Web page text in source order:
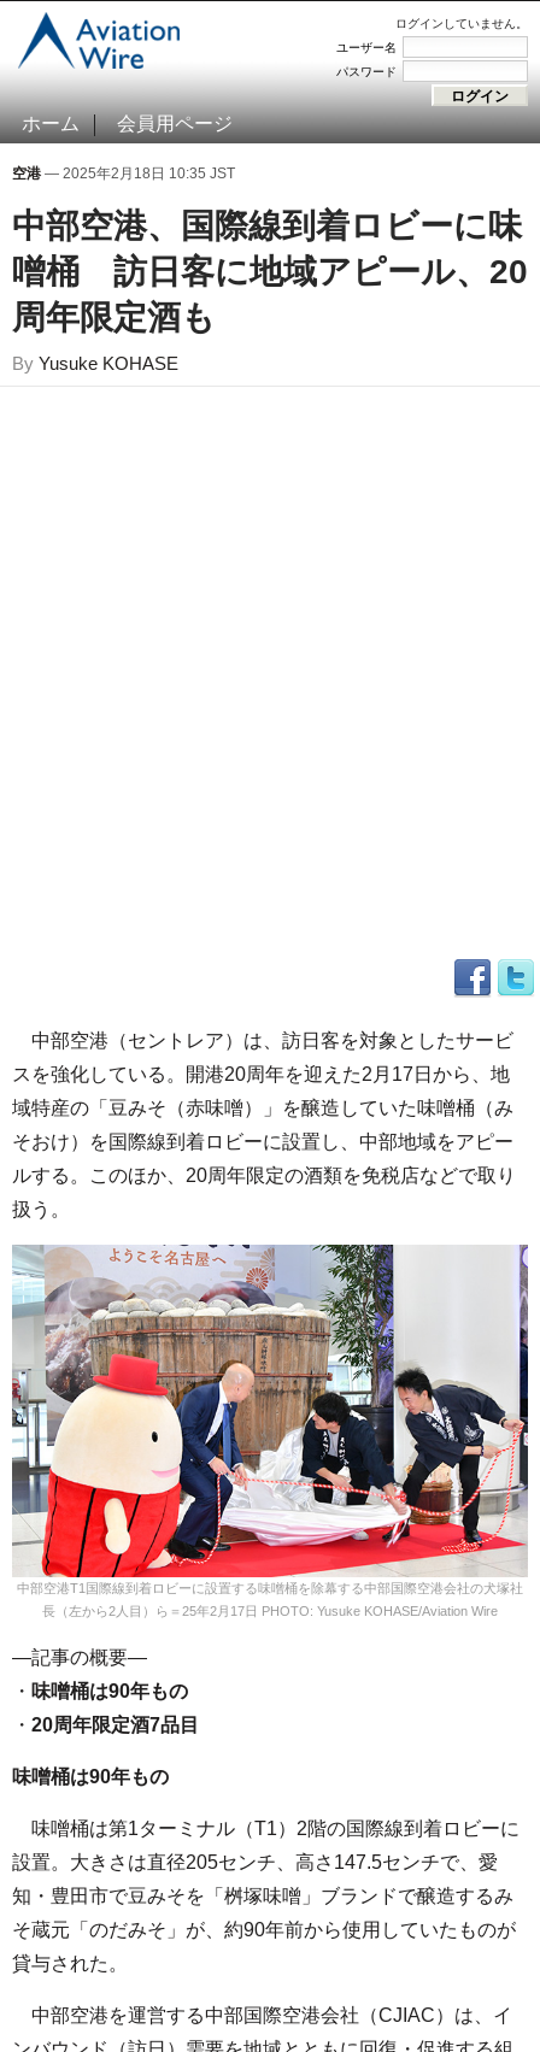
ログインしていません。
ユーザー名
パスワード
ホーム 会員用ページ
空港 — 2025年2月18日 10:35 JST
中部空港、国際線到着ロビーに味
噌桶 訪日客に地域アピール、20
周年限定酒も
By Yusuke KOHASE
中部空港（セントレア）は、訪日客を対象としたサービ
スを強化している。開港20周年を迎えた2月17日から、地
域特産の「豆みそ（赤味噌）」を醸造していた味噌桶（み
そおけ）を国際線到着ロビーに設置し、中部地域をアピー
ルする。このほか、20周年限定の酒類を免税店などで取り
扱う。
中部空港T1国際線到着ロビーに設置する味噌桶を除幕する中部国際空港会社の犬塚社
長（左から2人目）ら＝25年2月17日 PHOTO: Yusuke KOHASE/Aviation Wire
—記事の概要—
・ 味噌桶は90年もの
・ 20周年限定酒7品目
味噌桶は90年もの
味噌桶は第1ターミナル（T1）2階の国際線到着ロビーに
設置。大きさは直径205センチ、高さ147.5センチで、愛
知・豊田市で豆みそを「桝塚味噌」ブランドで醸造するみ
そ蔵元「のだみそ」が、約90年前から使用していたものが
貸与された。
中部空港を運営する中部国際空港会社（CJIAC）は、イ